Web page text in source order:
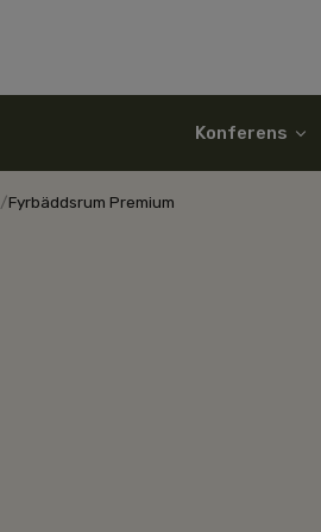
Konferens
/Fyrbäddsrum Premium